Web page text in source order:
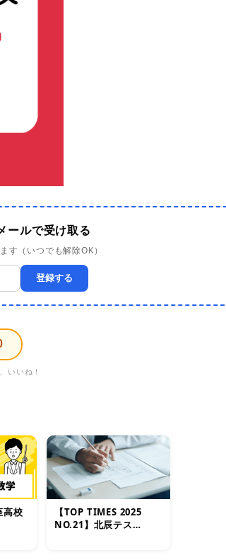
ールで受け取る
す（いつでも解除OK）
登録する
いいね！
高校
【TOP TIMES 2025
NO.21】北辰テス…